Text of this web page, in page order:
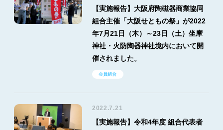
【実施報告】大阪府陶磁器商業協同
組合主催「大阪せともの祭」が2022
年7月21日（木）～23日（土）坐摩
神社・火防陶器神社境内において開
催されました。
会員組合
2022.7.21
【実施報告】令和4年度 組合代表者